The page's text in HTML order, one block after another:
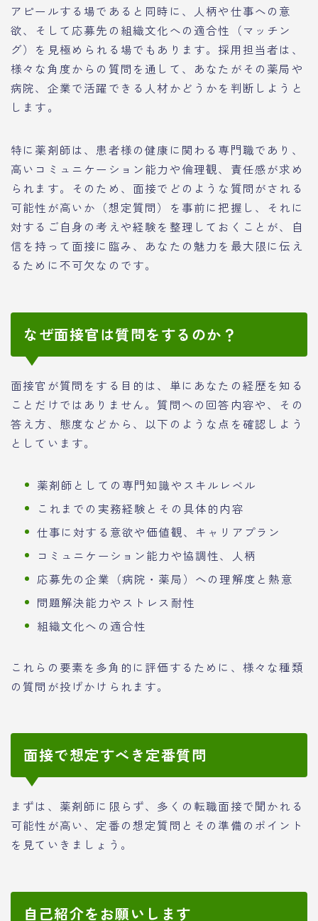
アピールする場であると同時に、人柄や仕事への意
欲、そして応募先の組織文化への適合性（マッチン
グ）を見極められる場でもあります。採用担当者は、
様々な角度からの質問を通して、あなたがその薬局や
病院、企業で活躍できる人材かどうかを判断しようと
します。
特に薬剤師は、患者様の健康に関わる専門職であり、
高いコミュニケーション能力や倫理観、責任感が求め
られます。そのため、面接でどのような質問がされる
可能性が高いか（想定質問）を事前に把握し、それに
対するご自身の考えや経験を整理しておくことが、自
信を持って面接に臨み、あなたの魅力を最大限に伝え
るために不可欠なのです。
なぜ面接官は質問をするのか？
面接官が質問をする目的は、単にあなたの経歴を知る
ことだけではありません。質問への回答内容や、その
答え方、態度などから、以下のような点を確認しよう
としています。
薬剤師としての専門知識やスキルレベル
これまでの実務経験とその具体的内容
仕事に対する意欲や価値観、キャリアプラン
コミュニケーション能力や協調性、人柄
応募先の企業（病院・薬局）への理解度と熱意
問題解決能力やストレス耐性
組織文化への適合性
これらの要素を多角的に評価するために、様々な種類
の質問が投げかけられます。
面接で想定すべき定番質問
まずは、薬剤師に限らず、多くの転職面接で聞かれる
可能性が高い、定番の想定質問とその準備のポイント
を見ていきましょう。
自己紹介をお願いします